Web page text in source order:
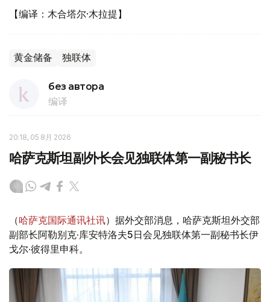
【编译：木合塔尔·木拉提】
黄金储备 独联体
без автора
编译
20:18, 05 8月 2026
哈萨克斯坦副外长会见独联体第一副秘书长
（哈萨克国际通讯社讯）据外交部消息，哈萨克斯坦外交部
副部长阿勒别克·库安特洛夫5日会见独联体第一副秘书长伊
戈尔·彼得里申科。